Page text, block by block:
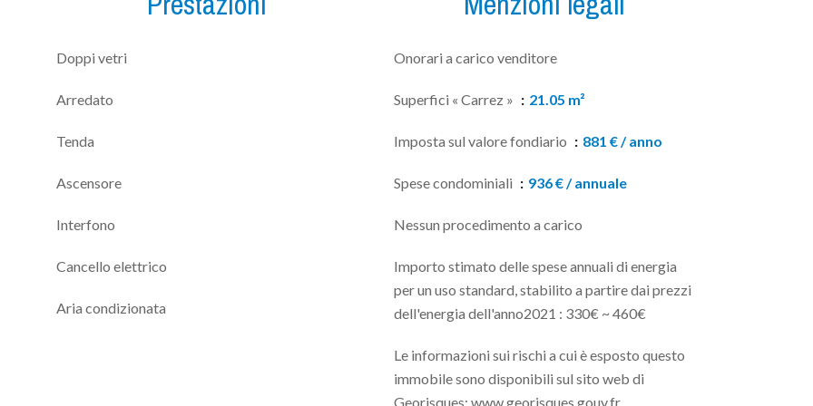
Doppi vetri
Arredato
Tenda
Ascensore
Interfono
Cancello elettrico
Aria condizionata
Onorari a carico venditore
Superfici « Carrez » 21.05 m²
Imposta sul valore fondiario 881 € / anno
Spese condominiali 936 € / annuale
Nessun procedimento a carico
Importo stimato delle spese annuali di energia
per un uso standard, stabilito a partire dai prezzi
dell'energia dell'anno2021 : 330€ ~ 460€
Le informazioni sui rischi a cui è esposto questo
immobile sono disponibili sul sito web di
Georisques: www.georisques.gouv.fr